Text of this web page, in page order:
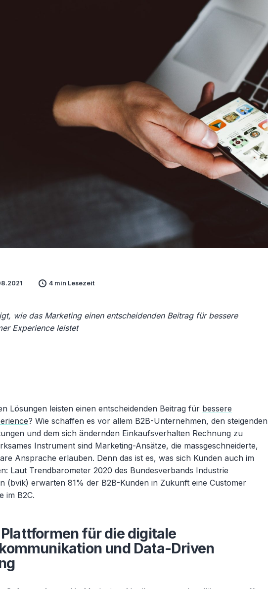
4 min Lesezeit
wie das Marketing einen entscheidenden Beitrag für bessere
Experience leistet
Lösungen leisten einen entscheidenden Beitrag für bessere
? Wie schaffen es vor allem B2B-Unternehmen, den steigenden
und dem sich ändernden Einkaufsverhalten Rechnung zu
Instrument sind Marketing-Ansätze, die massgeschneiderte,
Ansprache erlauben. Denn das ist es, was sich Kunden auch im
Laut Trendbarometer 2020 des Bundesverbands Industrie
(bvik) erwarten 81% der B2B-Kunden in Zukunft eine Customer
im B2C.
Plattformen für die digitale
und Data-Driven